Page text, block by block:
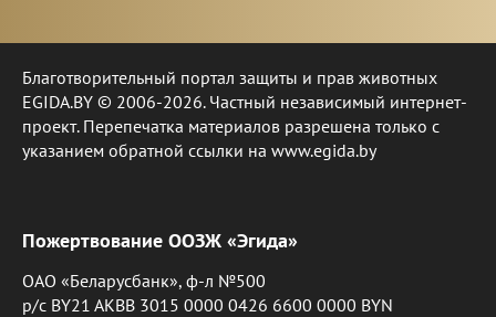
Благотворительный портал защиты и прав животных
EGIDA.BY © 2006-2026. Частный независимый интернет-
проект. Перепечатка материалов разрешена только с
указанием обратной ссылки на www.egida.by
Пожертвование ООЗЖ «Эгида»
ОАО «Беларусбанк», ф-л №500
р/с BY21 AKBB 3015 0000 0426 6600 0000 BYN